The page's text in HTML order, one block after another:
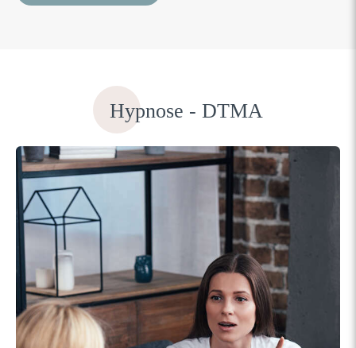
Hypnose - DTMA